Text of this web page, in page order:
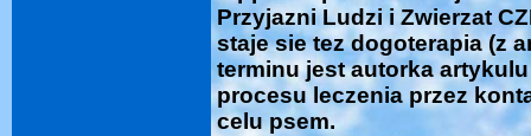
Przyjazni Ludzi i Zwierzat
staje sie tez dogoterapia (z
terminu jest autorka
procesu leczenia przez
celu psem.